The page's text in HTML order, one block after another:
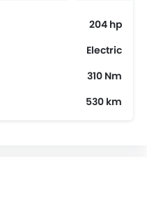
204 hp
Electric
310 Nm
530 km